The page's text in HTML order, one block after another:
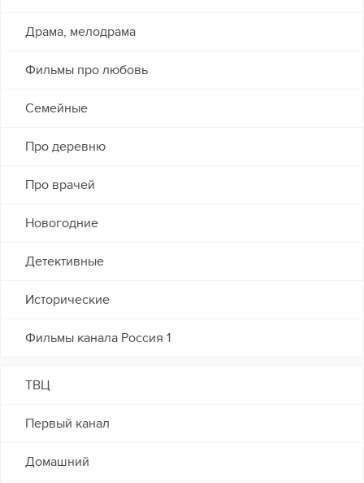
Драма, мелодрама
Фильмы про любовь
Семейные
Про деревню
Про врачей
Новогодние
Детективные
Исторические
Фильмы канала Россия 1
ТВЦ
Первый канал
Домашний